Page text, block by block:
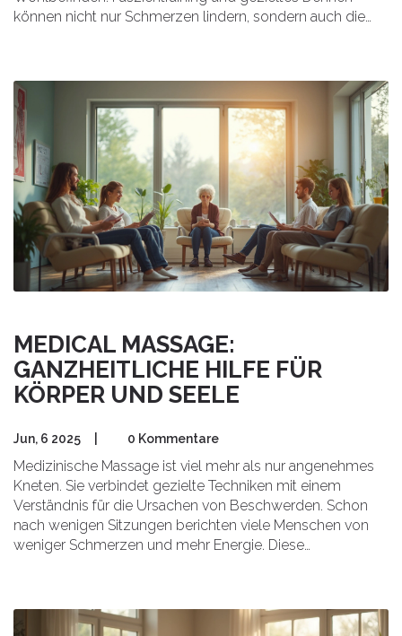
können nicht nur Schmerzen lindern, sondern auch die
bald wieder freier bewegen.
MEDICAL MASSAGE:
GANZHEITLICHE HILFE FÜR
KÖRPER UND SEELE
Jun, 6 2025 0 Kommentare
Medizinische Massage ist viel mehr als nur angenehmes
Kneten. Sie verbindet gezielte Techniken mit einem
Verständnis für die Ursachen von Beschwerden. Schon
nach wenigen Sitzungen berichten viele Menschen von
weniger Schmerzen und mehr Energie. Diese
das funktioniert und worauf man achten sollte, wird hier